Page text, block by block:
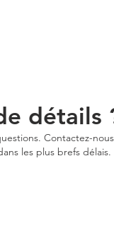
détails
Contactez-
les plus brefs délais.